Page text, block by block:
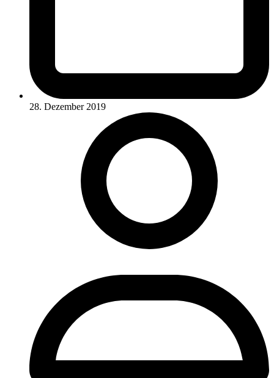
28. Dezember 2019